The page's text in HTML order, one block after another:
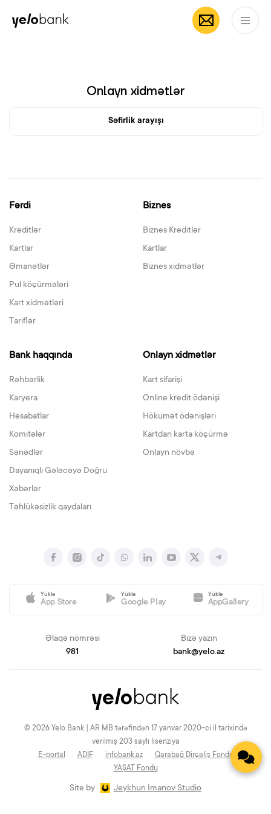
mobil əlavə
Fərdi
Biznes
Onlayn xidmətlər
Səfirlik arayışı
Fərdi
Kreditlər
Kartlar
Əmanətlər
Pul köçürmələri
Kart xidmətləri
Tariflər
Biznes
Biznes Kreditlər
Kartlar
Biznes xidmətlər
Bank haqqında
Rəhbərlik
Karyera
Hesabatlar
Komitələr
Sənədlər
Dayanıqlı Gələcəyə Doğru
Xəbərlər
Təhlükəsizlik qaydaları
Onlayn xidmətlər
Kart sifarişi
Online kredit ödənişi
Hökumət ödənişləri
Kartdan karta köçürmə
Onlayn növbə
Yüklə
App Store
Yüklə
Google Play
Yüklə
AppGallery
Əlaqə nömrəsi
981
Bizə yazın
bank@yelo.az
© 2026 Yelo Bank | AR MB tərəfindən 17 yanvar 2020-ci il tarixində
verilmiş 203 saylı lisenziya
E-portal
ADİF infobank.az
Qarabağ Dirçəliş Fondu
YAŞAT Fondu
Site by Jeykhun Imanov Studio